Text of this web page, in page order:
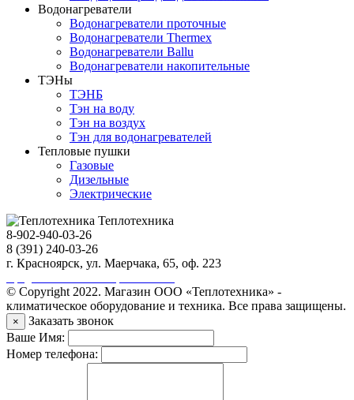
Водонагреватели
Водонагреватели проточные
Водонагреватели Thermex
Водонагреватели Ballu
Водонагреватели накопительные
ТЭНы
ТЭНБ
Тэн на воду
Тэн на воздух
Тэн для водонагревателей
Тепловые пушки
Газовые
Дизельные
Электрические
Теплотехника
8-902-940-03-26
8 (391) 240-03-26
г. Красноярск, ул. Маерчака, 65, оф. 223
© Copyright 2022. Магазин ООО «Теплотехника» -
климатическое оборудование и техника. Все права защищены.
×
Заказать звонок
Ваше Имя:
Номер телефона: